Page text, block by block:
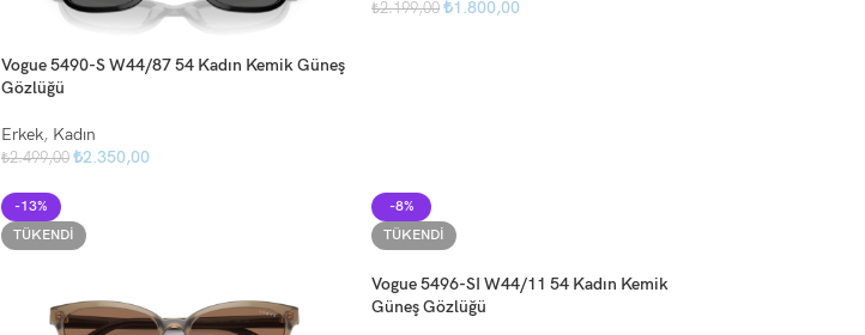
Vogue 5490-S W44/87 54 Kadın Kemik Güneş
Gözlüğü
Erkek, Kadın
₺2.499,00 ₺2.350,00
₺2.199,00 ₺1.800,00
-13%
TÜKENDI
-8%
TÜKENDI
Vogue 5496-SI W44/11 54 Kadın Kemik
Güneş Gözlüğü